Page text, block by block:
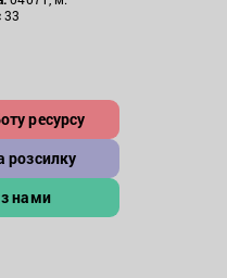
33
ресурсу
розсилку
з нами